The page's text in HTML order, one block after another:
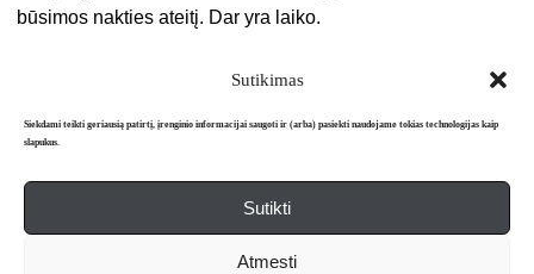
Sutikimas
Siekdami teikti geriausią patirtį, įrenginio informacijai saugoti ir (arba) pasiekti naudojame tokias technologijas kaip
slapukus.
Sutikti
Atmesti
būsimos nakties ateitį. Dar yra laiko.